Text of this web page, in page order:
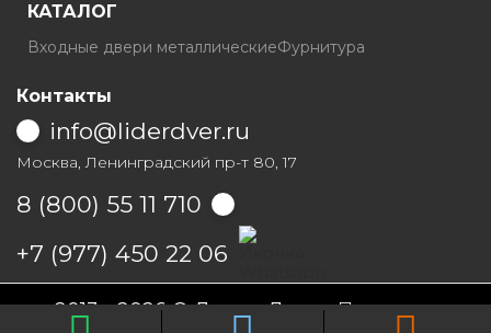
КАТАЛОГ
Входные двери металлическиеФурнитура
Контакты
info@liderdver.ru
Москва, Ленинградский пр-т 80, 17
8 (800) 55 11 710
+7 (977) 450 22 06
Написать на Whatsapp
2013 - 2026 © Лидер ДверьПолитика